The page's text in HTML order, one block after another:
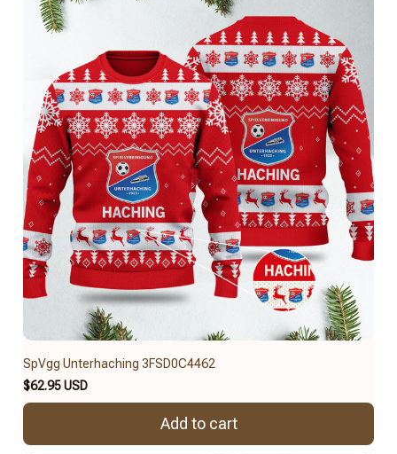
SpVgg Unterhaching 3FSD0C4462
$62.95 USD
Add to cart